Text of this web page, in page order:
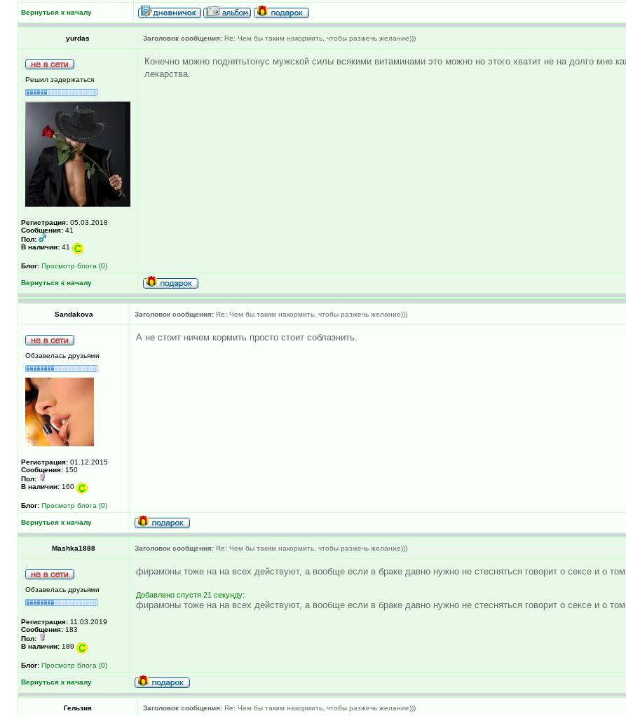
Вернуться к началу
yurdas Заголовок сообщения: Re: Чем бы таким накормить, чтобы разжечь желание)))
Решил задержаться
Регистрация: 05.03.2018
Сообщения: 41
Пол:
В наличии: 41
Блог: Просмотр блога (0)
Конечно можно поднятьтонус мужской силы всякими витаминами это можно но этого хватит не на долго мне
лекарства.
Вернуться к началу
Sandakova Заголовок сообщения: Re: Чем бы таким накормить, чтобы разжечь желание)))
Обзавелась друзьями
Регистрация: 01.12.2015
Сообщения: 150
Пол:
В наличии: 160
Блог: Просмотр блога (0)
А не стоит ничем кормить просто стоит соблазнить.
Вернуться к началу
Mashka1888 Заголовок сообщения: Re: Чем бы таким накормить, чтобы разжечь желание)))
Обзавелась друзьями
Регистрация: 11.03.2019
Сообщения: 183
Пол:
В наличии: 189
Блог: Просмотр блога (0)
фирамоны тоже на на всех действуют, а вообще если в браке давно нужно не стесняться говорит о сексе и о том
Добавлено спустя 21 секунду:
фирамоны тоже на на всех действуют, а вообще если в браке давно нужно не стесняться говорит о сексе и о том
Вернуться к началу
Гельзия Заголовок сообщения: Re: Чем бы таким накормить, чтобы разжечь желание)))